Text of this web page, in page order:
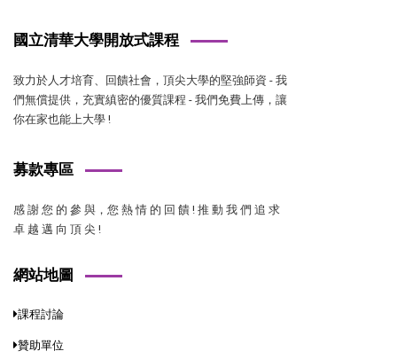
國立清華大學開放式課程
致力於人才培育、回饋社會，頂尖大學的堅強師資 - 我
們無償提供，充實縝密的優質課程 - 我們免費上傳，讓
你在家也能上大學 !
募款專區
感 謝 您 的 參 與，您 熱 情 的 回 饋 ! 推 動 我 們 追 求
卓 越 邁 向 頂 尖 !
網站地圖
課程討論
贊助單位